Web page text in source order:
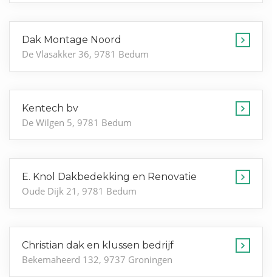
Dak Montage Noord
De Vlasakker 36, 9781 Bedum
Kentech bv
De Wilgen 5, 9781 Bedum
E. Knol Dakbedekking en Renovatie
Oude Dijk 21, 9781 Bedum
Christian dak en klussen bedrijf
Bekemaheerd 132, 9737 Groningen